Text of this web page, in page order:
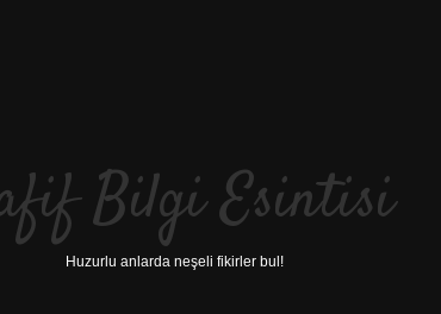
Bilgi Esintisi
Huzurlu anlarda neşeli fikirler bul!